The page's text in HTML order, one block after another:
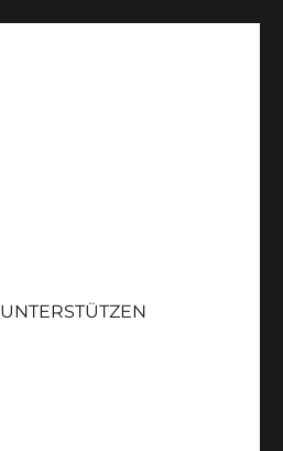
UNTERSTÜTZEN